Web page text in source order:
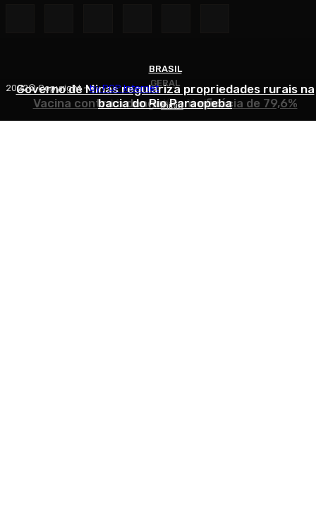
GERAL
Morre Delfim Netto
GERAL
Vacina contra a dengue tem eficácia de 79,6%
BRASIL
Governo de Minas regulariza propriedades rurais na
bacia do Rio Paraopeba
2022© Copyright -by POP Internet
Início